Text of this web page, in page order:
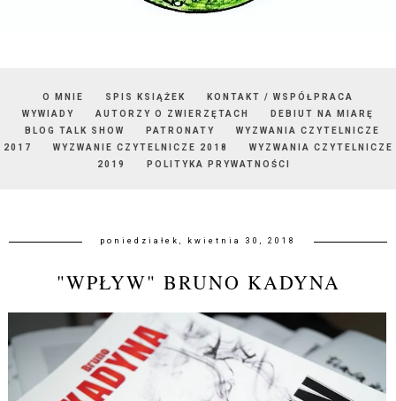
O MNIE SPIS KSIĄŻEK
KONTAKT / WSPÓŁPRACA
WYWIADY
AUTORZY O ZWIERZĘTACH
DEBIUT NA MIARĘ
BLOG TALK SHOW
PATRONATY
WYZWANIA CZYTELNICZE
2017
WYZWANIE CZYTELNICZE 2018
WYZWANIA CZYTELNICZE
2019
POLITYKA PRYWATNOŚCI
poniedziałek, kwietnia 30, 2018
"WPŁYW" BRUNO KADYNA